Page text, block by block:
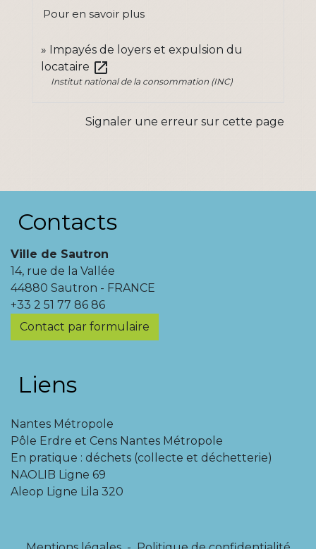
Pour en savoir plus
Impayés de loyers et expulsion du
locataire open_in_new
Institut national de la consommation (INC)
Signaler une erreur sur cette page
Contacts
Ville de Sautron
14, rue de la Vallée
44880 Sautron - FRANCE
+33 2 51 77 86 86
Contact par formulaire
Liens
Nantes Métropole
Pôle Erdre et Cens Nantes Métropole
En pratique : déchets (collecte et déchetterie)
NAOLIB Ligne 69
Aleop Ligne Lila 320